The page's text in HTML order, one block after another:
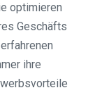
optimieren
Geschäfts
ihre